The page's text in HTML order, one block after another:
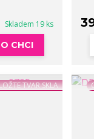
Skladem 19 ks
CHCI
TVAR SKLA